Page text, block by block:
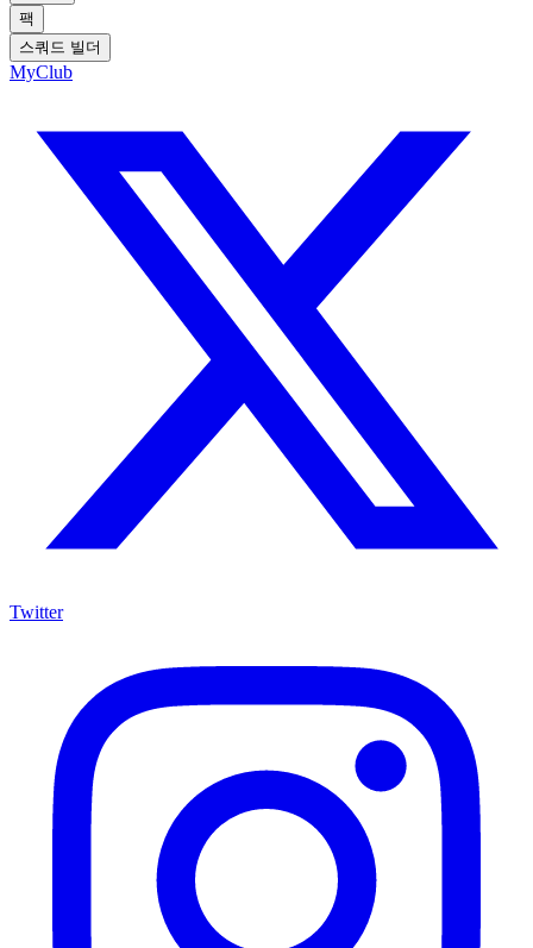
팩
스쿼드 빌더
MyClub
Twitter